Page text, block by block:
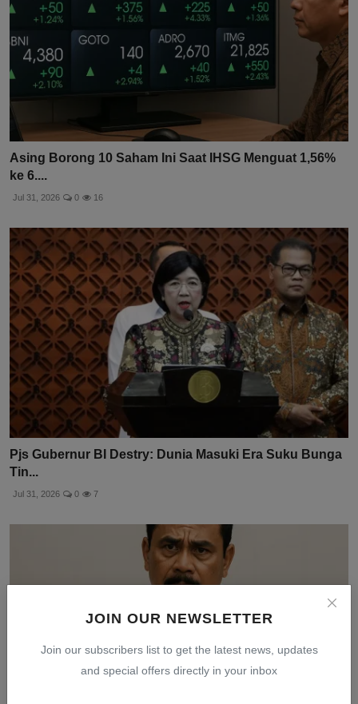
JOIN OUR NEWSLETTER
Join our subscribers list to get the latest news, updates
and special offers directly in your inbox
Asing Borong 10 Saham Ini Saat IHSG Menguat 1,56%
ke 6....
Jul 31, 2026 0 16
Pjs Gubernur BI Destry: Dunia Masuki Era Suku Bunga
Tin...
Jul 31, 2026 0 7